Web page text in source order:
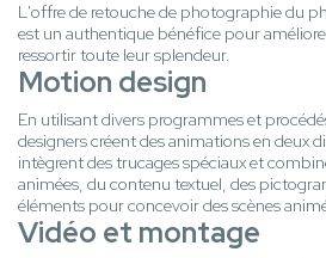
L'offre de retouche de photographie du
est un authentique bénéfice pour
ressortir toute leur splendeur.
Motion design
En utilisant divers programmes et
designers créent des animations en deux
intègrent des trucages spéciaux et
animées, du contenu textuel, des
éléments pour concevoir des scènes
Vidéo et montage